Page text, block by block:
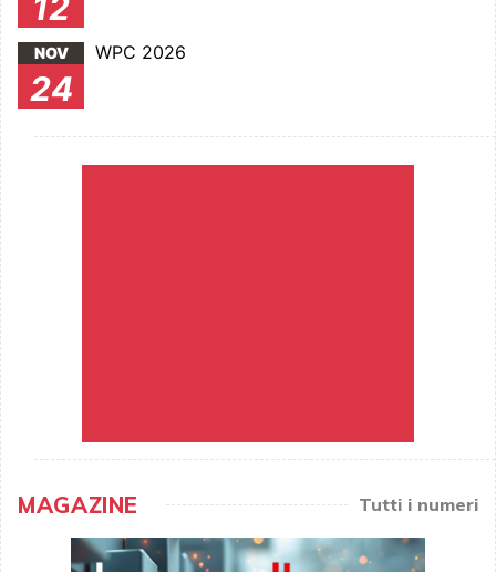
NOV
24
WPC 2026
MAGAZINE Tutti i numeri